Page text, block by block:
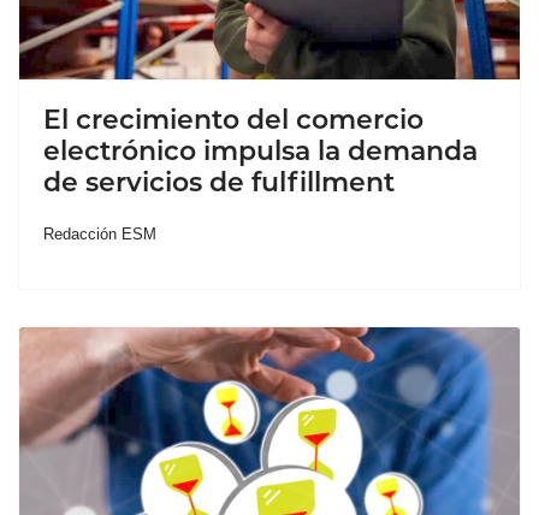
El crecimiento del comercio
electrónico impulsa la demanda
de servicios de fulfillment
Redacción ESM